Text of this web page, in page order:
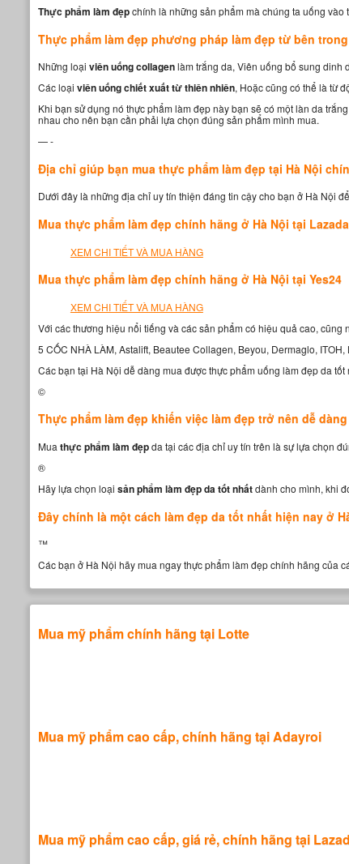
Thực phẩm làm đẹpchính là những sản phẩm mà chúng ta uống vào
Thực phẩm làm đẹp phương pháp làm đẹp từ bên
Những loại viên uống collagenlàm trắng da, Viên uống bổ sung dinh
Các loại viên uống chiết xuất từ thiên nhiên, Hoặc cũng có thể là từ
Khi bạn sử dụng nó thực phẩm làm đẹp này bạn sẽ có một làn da
nhau cho nên bạn cần phải lựa chọn đúng sản phẩm mình mua.
— -
Địa chỉ giúp bạn mua thực phẩm làm đẹp tại Hà Nội
Dưới đây là những địa chỉ uy tín thiện đáng tin cậy cho bạn ở Hà Nội
Mua thực phẩm làm đẹp chính hãng ở Hà Nội tại Lazada
XEM CHI TIẾT VÀ MUA HÀNG
Mua thực phẩm làm đẹp chính hãng ở Hà Nội tại Yes24
XEM CHI TIẾT VÀ MUA HÀNG
Với các thương hiệu nổi tiếng và các sản phẩm có hiệu quả cao,
5 CỐC NHÀ LÀM, Astalift, Beautee Collagen, Beyou, Dermaglo,
Các bạn tại Hà Nội dễ dàng mua được thực phẩm uống làm đẹp da
©
Thực phẩm làm đẹp khiến việc làm đẹp trở nên dễ
Mua thực phẩm làm đẹpda tại các địa chỉ uy tín trên là sự lựa chọn
®
Hãy lựa chọn loại sản phẩm làm đẹp da tốt nhấtdành cho mình, khi
Đây chính là một cách làm đẹp da tốt nhất hiện nay ở
™
Các bạn ở Hà Nội hãy mua ngay thực phẩm làm đẹp chính hãng của
Mua mỹ phẩm chính hãng tại Lotte
Mua mỹ phẩm cao cấp, chính hãng tại Adayroi
Mua mỹ phẩm cao cấp, giá rẻ, chính hãng tại